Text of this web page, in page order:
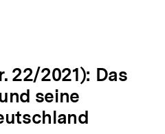
22/2021): Das
seine